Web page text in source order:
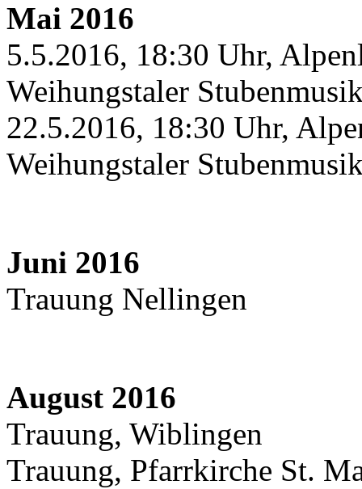
Mai 2016
5.5.2016, 18:30 Uhr,
Weihungstaler
22.5.2016, 18:30 Uhr,
Weihungstaler
Juni 2016
Trauung Nellingen
August 2016
Trauung, Wiblingen
Trauung, Pfarrkirche St.